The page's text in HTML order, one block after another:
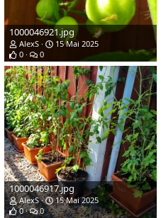
1000046921.jpg
AlexS
15 Mai 2025
0
0
1000046917.jpg
AlexS
15 Mai 2025
0
0